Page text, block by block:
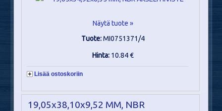
Näytä tuote »
Tuote:MI0751371/4
Hinta: 10.84 €
Lisää ostoskoriin
19,05x38,10x9,52 MM, NBR